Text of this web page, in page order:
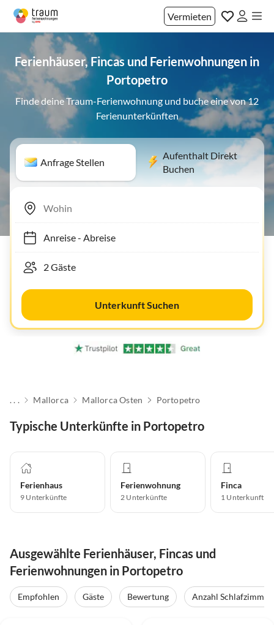
Vermieten
Ferienhäuser, Fincas und Ferienwohnungen in
Portopetro
Finde deine Traum-Ferienwohnung und buche eine von 12
Ferienunterkünften
Anfrage Stellen
Aufenthalt Direkt
Buchen
Anreise- Abreise
Unterkunft Suchen
. . . Mallorca Mallorca Osten Portopetro
Typische Unterkünfte in Portopetro
Ferienhaus
9 Unterkünfte
Ferienwohnung
2 Unterkünfte
Finca
1 Unterkunft
Ausgewählte Ferienhäuser, Fincas und
Ferienwohnungen in Portopetro
Empfohlen Gäste Bewertung Anzahl Schlafzimmer